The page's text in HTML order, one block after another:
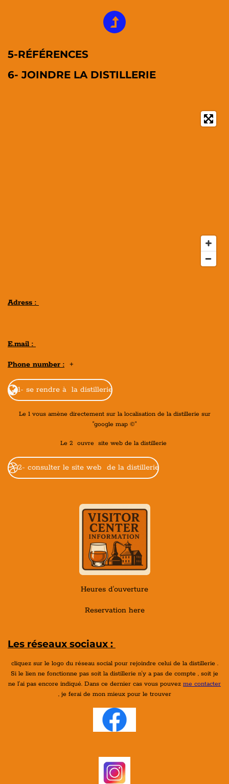
5-RÉFÉRENCES
6- JOINDRE LA DISTILLERIE
Adress :
E.mail :
Phone number : +
1- se rendre à la distillerie
Le 1 vous amène directement sur la localisation de la distillerie sur
"google map ©"
Le 2 ouvre site web de la distillerie
2- consulter le site web de la distillerie
Heures d'ouverture
Reservation here
Les réseaux sociaux :
cliquez sur le logo du réseau social pour rejoindre celui de la distillerie .
Si le lien ne fonctionne pas soit la distillerie n'y a pas de compte , soit je
ne l'ai pas encore indiqué. Dans ce dernier cas vous pouvez me contacter
, je ferai de mon mieux pour le trouver